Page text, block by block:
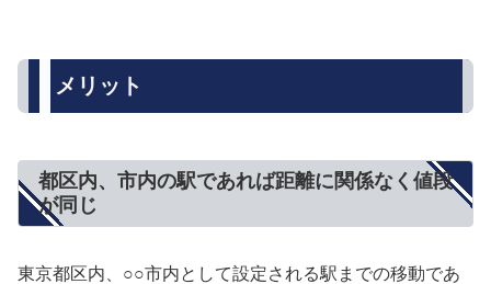
メリット
都区内、市内の駅であれば距離に関係なく値段
が同じ
東京都区内、○○市内として設定される駅までの移動であ